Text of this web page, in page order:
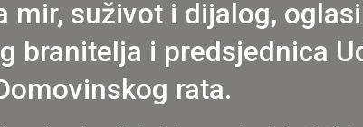
mir, suživot i dijalog,
branitelja i predsjednica
rata.